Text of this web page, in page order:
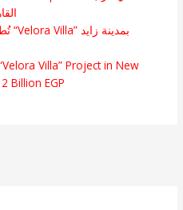
Villa” Project in New
Billion EGP